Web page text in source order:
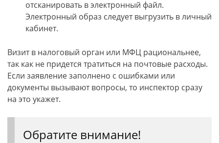
отсканировать в электронный файл.
Электронный образ следует выгрузить в личный
кабинет.
Визит в налоговый орган или МФЦ рациональнее,
так как не придется тратиться на почтовые расходы.
Если заявление заполнено с ошибками или
документы вызывают вопросы, то инспектор сразу
на это укажет.
Обратите внимание!